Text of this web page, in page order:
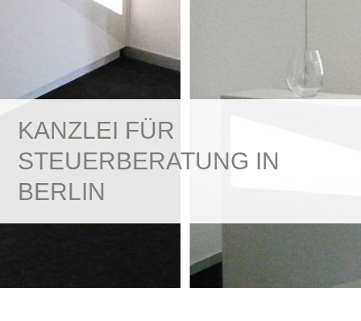
KANZLEI FÜR
STEUERBERATUNG IN
BERLIN